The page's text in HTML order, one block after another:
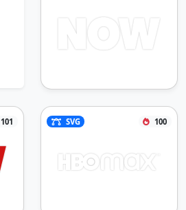
101 SVG 100